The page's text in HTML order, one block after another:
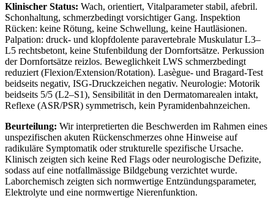
Klinischer Status: Wach, orientiert, Vitalparameter stabil, afebril.
Schonhaltung, schmerzbedingt vorsichtiger Gang. Inspektion
Rücken: keine Rötung, keine Schwellung, keine Hautläsionen.
Palpation: druck- und klopfdolente paravertebrale Muskulatur L3–
L5 rechtsbetont, keine Stufenbildung der Dornfortsätze. Perkussion
der Dornfortsätze reizlos. Beweglichkeit LWS schmerzbedingt
reduziert (Flexion/Extension/Rotation). Lasègue- und Bragard-Test
beidseits negativ, ISG-Druckzeichen negativ. Neurologie: Motorik
beidseits 5/5 (L2–S1), Sensibilität in den Dermatomarealen intakt,
Reflexe (ASR/PSR) symmetrisch, kein Pyramidenbahnzeichen.
Beurteilung: Wir interpretierten die Beschwerden im Rahmen eines
unspezifischen akuten Rückenschmerzes ohne Hinweise auf
radikuläre Symptomatik oder strukturelle spezifische Ursache.
Klinisch zeigten sich keine Red Flags oder neurologische Defizite,
sodass auf eine notfallmässige Bildgebung verzichtet wurde.
Laborchemisch zeigten sich normwertige Entzündungsparameter,
Elektrolyte und eine normwertige Nierenfunktion.